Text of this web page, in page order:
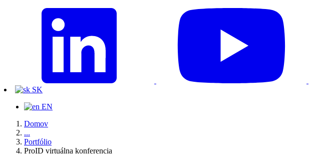
SK
EN
Domov
...
Portfólio
ProID virtuálna konferencia